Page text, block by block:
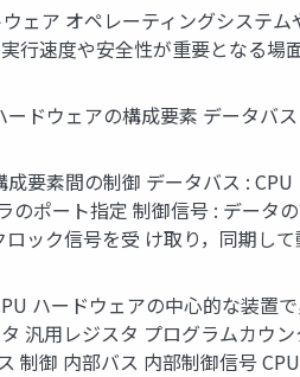
ェア オペレーティングシステ
行速度や安全性が重要となる
ドウェアの構成要素 データバ
要素間の制御 データバス :
のポート指定 制御信号 : データ
ック信号を受 け取り，同期し
ハードウェアの中心的な装置
汎⽤レジスタ プログラムカウ
制御 内部バス 内部制御信号